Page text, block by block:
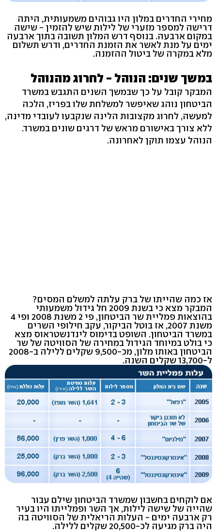
מחירי החדרים במלון היו גבוהים משמעותית, היתה
דרישה למספר מזערי של לילות שיש להזמין - שישה
במקום ארבעה. בנוסף דרש המלון תשובה בתוך ארבעה
ימים על מנת לאשר את הזמנת החדרים, ודרש תשלום
מלא במקרה של ביטול ההזמנה.
במשך שנים: הנוהל - לחרוג מהנוהל
המבקר קובל על כך שבמשך השנים התגבש במשרד
הביטחון נוהג שאיפשר למשלחת שלו בפריז, הלכה
למעשה, לחרוג מקצובות הלינה שנקבעו לעובדי מדינה,
ללא צורך באישורם מראש של דרגים שונים במשרד.
הנוהל עצמו תוקן לאחרונה.
אז כמה שהייתו של ברק עלתה למשלם המסים?
המבקר מצא כי בשנת 2009 חל גידול משמעותי
בהוצאות פמליית שר הביטחון, פי 2 משנת 2008 ופי 4
משנת 2007, אז בוטל הביקור, עקב חילופי השרים
במשרד הביטחון. השופט בדימוס לינדנשטראוס מצא
כי בולט במיוחד הגידול במחירה של הסוויטה של שר
הביטחון באותו מלון, מכ-9,500 שקלים ללילה ב-2008
ל-13,700 שקלים השנה.
אם לוקחים בחשבון שמשרד הביטחון שילם עבור
שהייה של שישה לילות, אך השר ופמלייתו היו בעיר
רק ארבעה ימים - העלות הריאלית של הסוויטה בה
היה ברק מגיעה לכ-20,500 שקלים ללילה.